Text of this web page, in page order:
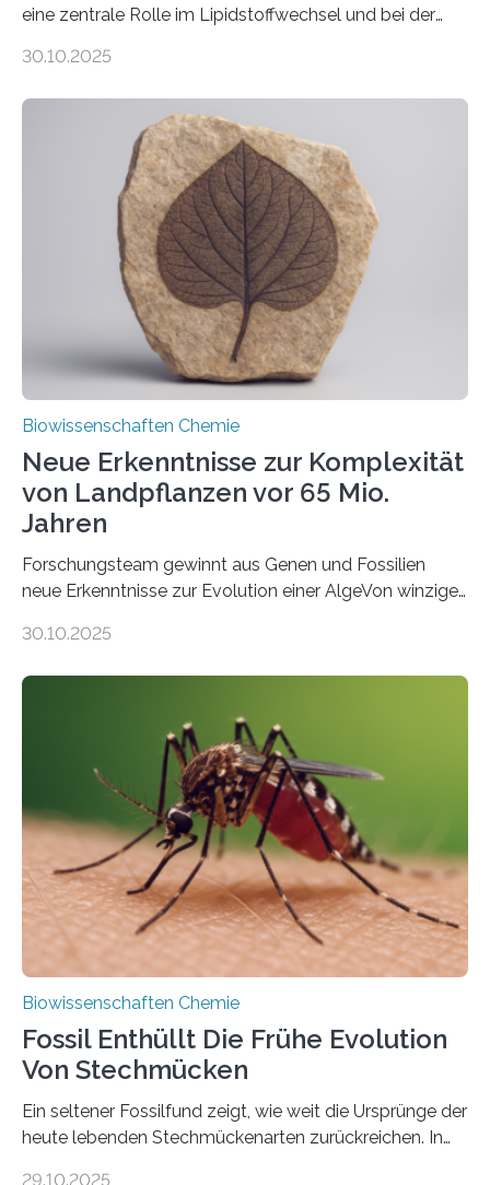
eine zentrale Rolle im Lipidstoffwechsel und bei der
erfüllen können, müssen zahlreiche Enzyme präzise in
der Ruhr-Universität Bochum um Prof. Dr. Ralf Erdmann
und Dr. Ismaila Francis Yusuf hat nun einen bislang
unbekannten Qualitätskontrollmechanismus des
peroxisomalen Proteintransports in der Bäckerhefe
Saccharomyces cerevisiae entdeckt, der für die
Funktionsfähigkeit der Organellen entscheidend ist. Die
Studie wurde am 28. Oktober 2025 in der
Fachzeitschrift…
30.10.2025
Biowissenschaften Chemie
Neue Erkenntnisse zur Komplexität
von Landpflanzen vor 65 Mio.
Jahren
Forschungsteam gewinnt aus Genen und Fossilien
neue Erkenntnisse zur Evolution einer AlgeVon winzigen
Landpflanzen zählen zu den komplexesten
Grünalgen, die vor Hunderten von Millionen Jahren
lebten. Unter den Vorfahren sticht eine Gruppe heraus,
die noch heute in der Natur vorkommt: die
Süßwasseralge Coleochaetophyceae. Einige Arten
dieser Gruppe bilden aus Zellfäden dichte Geflechte
mit scheibenförmiger Gestalt. Was auffällig ist: Die
nächsten…
30.10.2025
Biowissenschaften Chemie
Fossil Enthüllt Die Frühe Evolution
Von Stechmücken
Ein seltener Fossilfund zeigt, wie weit die Ursprünge der
heute lebenden Stechmückenarten zurückreichen. In
29.10.2025